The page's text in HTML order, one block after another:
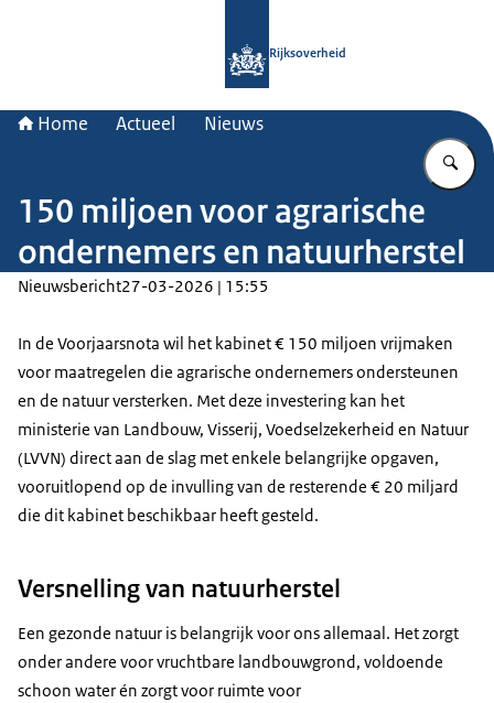
Rijksoverheid
Home Actueel Nieuws
150 miljoen voor agrarische
ondernemers en natuurherstel
Nieuwsbericht27-03-2026 | 15:55
In de Voorjaarsnota wil het kabinet € 150 miljoen vrijmaken
voor maatregelen die agrarische ondernemers ondersteunen
en de natuur versterken. Met deze investering kan het
ministerie van Landbouw, Visserij, Voedselzekerheid en Natuur
(LVVN) direct aan de slag met enkele belangrijke opgaven,
vooruitlopend op de invulling van de resterende € 20 miljard
die dit kabinet beschikbaar heeft gesteld.
Versnelling van natuurherstel
Een gezonde natuur is belangrijk voor ons allemaal. Het zorgt
onder andere voor vruchtbare landbouwgrond, voldoende
schoon water én zorgt voor ruimte voor